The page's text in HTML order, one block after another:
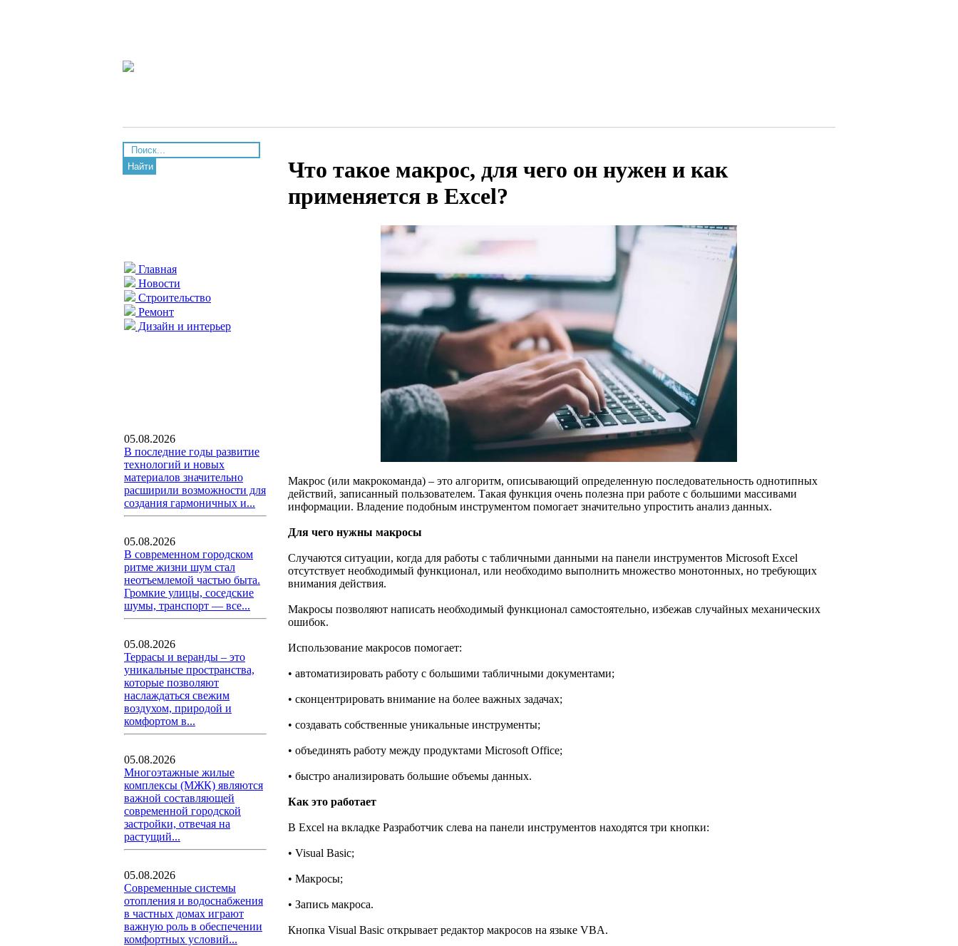
Найти
Главная
Новости
Строительство
Ремонт
Дизайн и интерьер
05.08.2026
В последние годы развитие
технологий и новых
материалов значительно
расширили возможности для
создания гармоничных и...
05.08.2026
В современном городском
ритме жизни шум стал
неотъемлемой частью быта.
Громкие улицы, соседские
шумы, транспорт — все...
05.08.2026
Террасы и веранды – это
уникальные пространства,
которые позволяют
наслаждаться свежим
воздухом, природой и
комфортом в...
05.08.2026
Многоэтажные жилые
комплексы (МЖК) являются
важной составляющей
современной городской
застройки, отвечая на
растущий...
05.08.2026
Современные системы
отопления и водоснабжения
в частных домах играют
важную роль в обеспечении
комфортных условий...
Что такое макрос, для чего он нужен и как
применяется в Excel?
Макрос (или макрокоманда) – это алгоритм, описывающий определенную последовательность однотипных
действий, записанный пользователем. Такая функция очень полезна при работе с большими массивами
информации. Владение подобным инструментом помогает значительно упростить анализ данных.
Для чего нужны макросы
Случаются ситуации, когда для работы с табличными данными на панели инструментов Microsoft Excel
отсутствует необходимый функционал, или необходимо выполнить множество монотонных, но требующих
внимания действия.
Макросы позволяют написать необходимый функционал самостоятельно, избежав случайных механических
ошибок.
Использование макросов помогает:
• автоматизировать работу с большими табличными документами;
• сконцентрировать внимание на более важных задачах;
• создавать собственные уникальные инструменты;
• объединять работу между продуктами Microsoft Office;
• быстро анализировать большие объемы данных.
Как это работает
В Excel на вкладке Разработчик слева на панели инструментов находятся три кнопки:
• Visual Basic;
• Макросы;
• Запись макроса.
Кнопка Visual Basic открывает редактор макросов на языке VBA.